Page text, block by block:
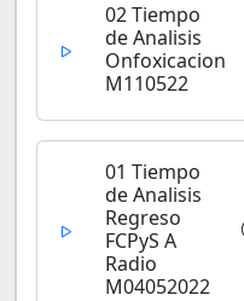
02 Tiempo
de Analisis
Onfoxicacion
M110522
01 Tiempo
de Analisis
Regreso
FCPyS A
Radio
M04052022